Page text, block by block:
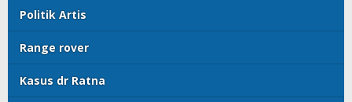
Politik Artis
Range rover
Kasus dr Ratna